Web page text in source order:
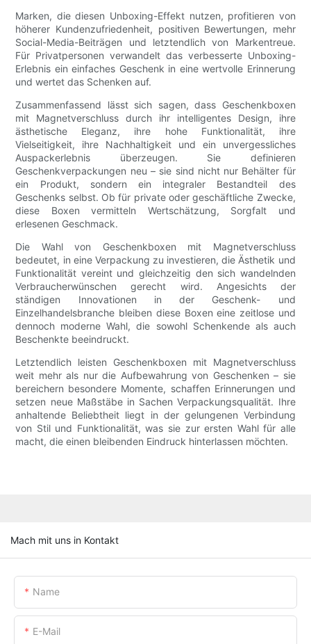
Marken, die diesen Unboxing-Effekt nutzen, profitieren von
höherer Kundenzufriedenheit, positiven Bewertungen, mehr
Social-Media-Beiträgen und letztendlich von Markentreue.
Für Privatpersonen verwandelt das verbesserte Unboxing-
Erlebnis ein einfaches Geschenk in eine wertvolle Erinnerung
und wertet das Schenken auf.
Zusammenfassend lässt sich sagen, dass Geschenkboxen
mit Magnetverschluss durch ihr intelligentes Design, ihre
ästhetische Eleganz, ihre hohe Funktionalität, ihre
Vielseitigkeit, ihre Nachhaltigkeit und ein unvergessliches
Auspackerlebnis überzeugen. Sie definieren
Geschenkverpackungen neu – sie sind nicht nur Behälter für
ein Produkt, sondern ein integraler Bestandteil des
Geschenks selbst. Ob für private oder geschäftliche Zwecke,
diese Boxen vermitteln Wertschätzung, Sorgfalt und
erlesenen Geschmack.
Die Wahl von Geschenkboxen mit Magnetverschluss
bedeutet, in eine Verpackung zu investieren, die Ästhetik und
Funktionalität vereint und gleichzeitig den sich wandelnden
Verbraucherwünschen gerecht wird. Angesichts der
ständigen Innovationen in der Geschenk- und
Einzelhandelsbranche bleiben diese Boxen eine zeitlose und
dennoch moderne Wahl, die sowohl Schenkende als auch
Beschenkte beeindruckt.
Letztendlich leisten Geschenkboxen mit Magnetverschluss
weit mehr als nur die Aufbewahrung von Geschenken – sie
bereichern besondere Momente, schaffen Erinnerungen und
setzen neue Maßstäbe in Sachen Verpackungsqualität. Ihre
anhaltende Beliebtheit liegt in der gelungenen Verbindung
von Stil und Funktionalität, was sie zur ersten Wahl für alle
macht, die einen bleibenden Eindruck hinterlassen möchten.
Mach mit uns in Kontakt
Name
E-Mail